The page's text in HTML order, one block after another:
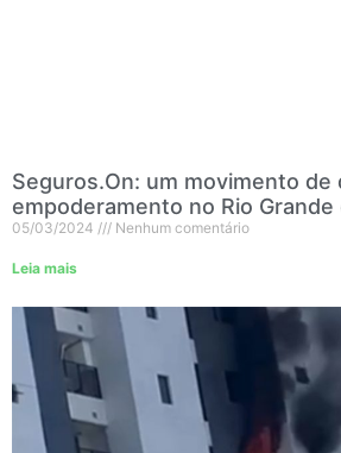
Seguros.On: um movimento de
empoderamento no Rio
05/03/2024 Nenhum comentário
Leia mais